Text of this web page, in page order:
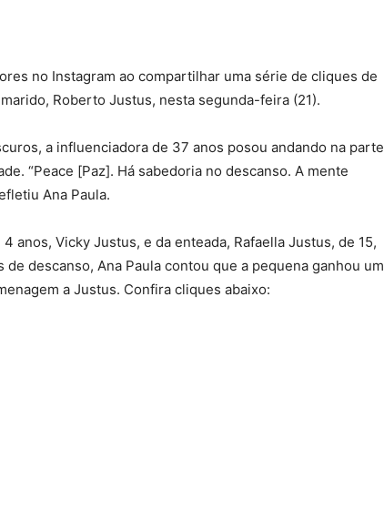
no Instagram ao compartilhar uma série de cliques de
Roberto Justus, nesta segunda-feira (21).
a influenciadora de 37 anos posou andando na parte
“Peace [Paz]. Há sabedoria no descanso. A mente
Ana Paula.
anos, Vicky Justus, e da enteada, Rafaella Justus, de 15,
descanso, Ana Paula contou que a pequena ganhou um
a Justus. Confira cliques abaixo: